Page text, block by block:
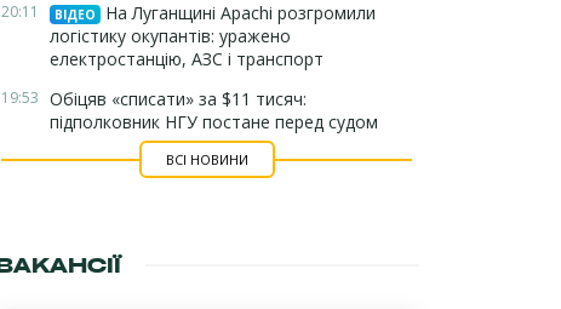
20:11 ВІДЕО
На Луганщині Apachi розгромили
логістику окупантів: уражено
електростанцію, АЗС і транспорт
19:53 Обіцяв «списати» за $11 тисяч:
підполковник НГУ постане перед судом
ВСІ НОВИНИ